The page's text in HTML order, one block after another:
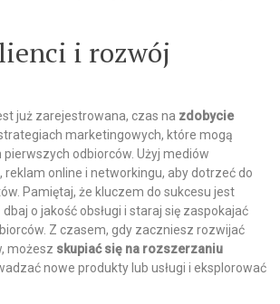
i rozwój
już zarejestrowana, czas na zdobycie
marketingowych, które mogą
odbiorców. Użyj mediów
reklam online i networkingu, aby dotrzeć do
Pamiętaj, że kluczem do sukcesu jest
o jakość obsługi i staraj się zaspokajać
Z czasem, gdy zaczniesz rozwijać
możesz skupiać się na rozszerzaniu
nowe produkty lub usługi i eksplorować